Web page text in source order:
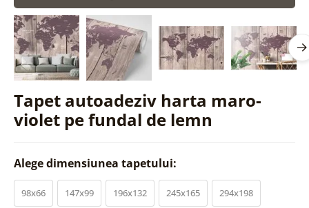
Tapet autoadeziv harta maro-
violet pe fundal de lemn
Alege dimensiunea tapetului:
98x66 147x99 196x132 245x165 294x198